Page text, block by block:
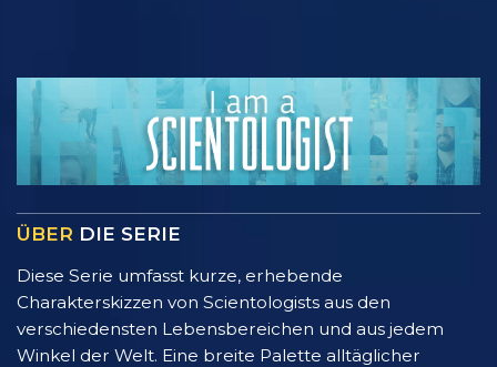
ÜBER DIE SERIE
Diese Serie umfasst kurze, erhebende
Charakterskizzen von Scientologists aus den
verschiedensten Lebensbereichen und aus jedem
Winkel der Welt. Eine breite Palette alltäglicher